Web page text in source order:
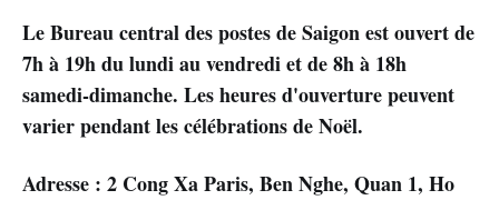
Le Bureau central des postes de Saigon est ouvert de
7h à 19h du lundi au vendredi et de 8h à 18h
samedi-dimanche. Les heures d'ouverture peuvent
varier pendant les célébrations de Noël.
Adresse : 2 Cong Xa Paris, Ben Nghe, Quan 1, Ho